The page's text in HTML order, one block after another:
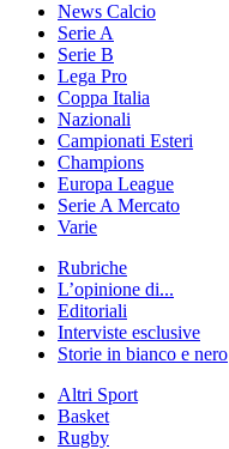
News Calcio
Serie A
Serie B
Lega Pro
Coppa Italia
Nazionali
Campionati Esteri
Champions
Europa League
Serie A Mercato
Varie
Rubriche
L’opinione di...
Editoriali
Interviste esclusive
Storie in bianco e nero
Altri Sport
Basket
Rugby